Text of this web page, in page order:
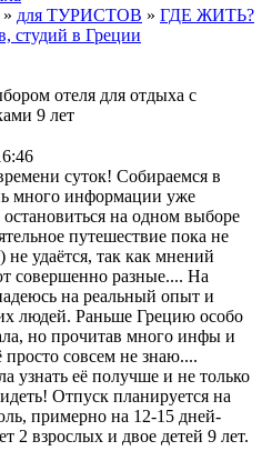
» для ТУРИСТОВ » ГДЕ ЖИТЬ?
студий в Греции
отеля для отдыха с
9 лет
суток! Собираемся в
много информации уже
остановиться на одном выборе
путешествие пока не
не удаётся, так как мнений
совершенно разные.... На
на реальный опыт и
людей. Раньше Грецию особо
но прочитав много инфы и
просто совсем не знаю....
узнать её получше и не только
Отпуск планируется на
примерно на 12-15 дней-
2 взрослых и двое детей 9 лет.